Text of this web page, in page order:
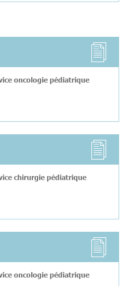
oncologie pédiatrique
chirurgie pédiatrique
oncologie pédiatrique